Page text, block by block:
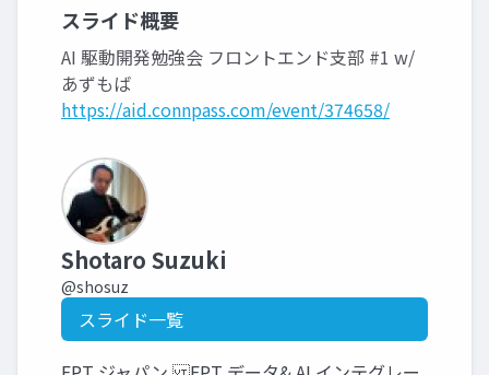
スライド概要
AI 駆動開発勉強会 フロントエンド支部 #1 w/
あずもば
https://aid.connpass.com/event/374658/
Shotaro Suzuki
@shosuz
スライド一覧